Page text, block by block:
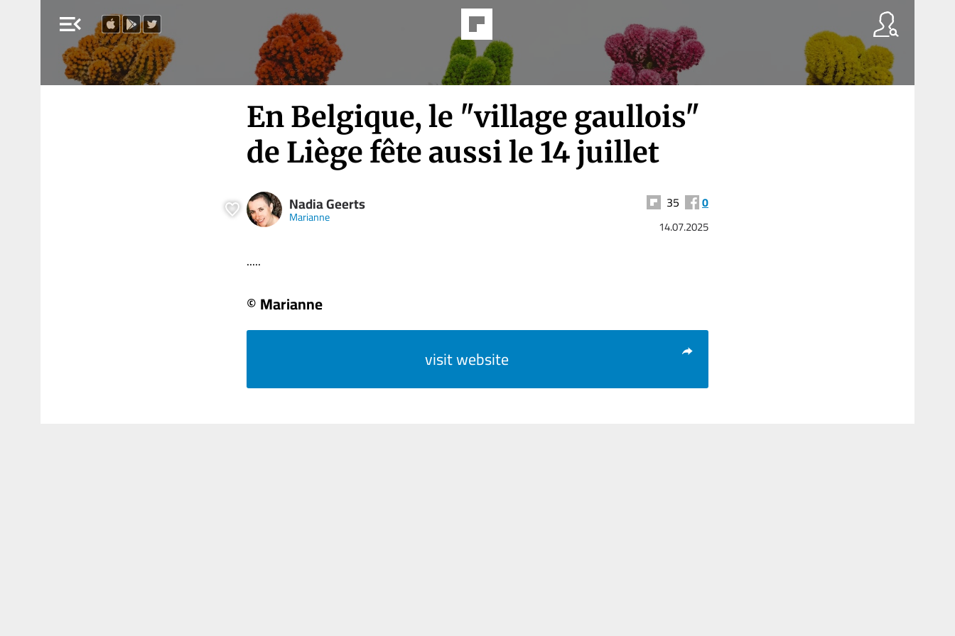
menu_open
En Belgique, le "village gaullois"
de Liège fête aussi le 14 juillet
Nadia Geerts
Marianne
35 0
14.07.2025
.....
© Marianne
visit website